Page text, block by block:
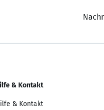
& Kontakt
& Kontakt